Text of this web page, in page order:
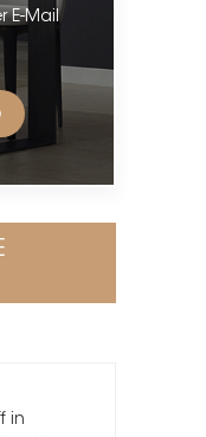
E-Mail
in